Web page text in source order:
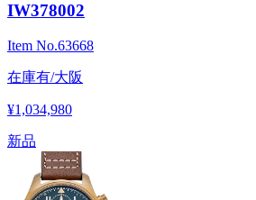
IW378002
Item No.63668
在庫有/大阪
¥1,034,980
新品